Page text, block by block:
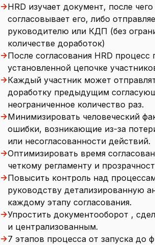
→HRD изучает документ, после
согласовывает его, либо
руководителю или КДП (без
количестве доработок)
→После согласования HRD процесс
установленной цепочке
→Каждый участник может
доработку предыдущим
неограниченное количество раз.
→Минимизировать человеческий
ошибки, возникающие из-за
или несогласованности действий.
→Оптимизировать время
четкому регламенту и
→Повысить контроль над
руководству детализированную
каждому этапу согласования.
→Упростить документооборот ,
и централизованным.
→7 этапов процесса от запуска до